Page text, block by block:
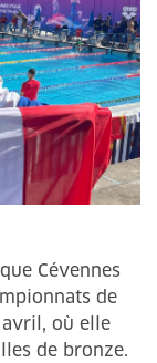
Cévennes
de
avril, où elle
de bronze.